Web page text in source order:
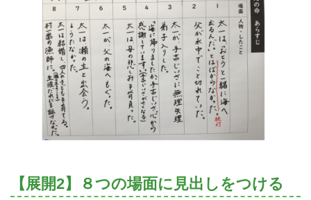
【展開2】８つの場面に見出しをつける